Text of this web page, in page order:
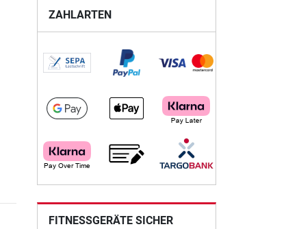
ZAHLARTEN
FITNESSGERÄTE SICHER